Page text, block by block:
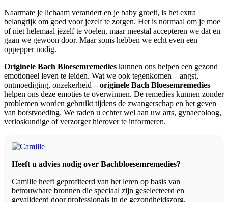
Naarmate je lichaam verandert en je baby groeit, is het extra
belangrijk om goed voor jezelf te zorgen. Het is normaal om je moe
of niet helemaal jezelf te voelen, maar meestal accepteren we dat en
gaan we gewoon door. Maar soms hebben we echt even een
oppepper nodig.
Originele Bach Bloesemremedies kunnen ons helpen een gezond
emotioneel leven te leiden. Wat we ook tegenkomen – angst,
ontmoediging, onzekerheid– originele Bach Bloesemremedies
helpen ons deze emoties te overwinnen. De remedies kunnen zonder
problemen worden gebruikt tijdens de zwangerschap en het geven
van borstvoeding. We raden u echter wel aan uw arts, gynaecoloog,
verloskundige of verzorger hierover te informeren.
Heeft u advies nodig over Bachbloesemremedies?
Camille heeft geprofiteerd van het leren op basis van
betrouwbare bronnen die speciaal zijn geselecteerd en
gevalideerd door professionals in de gezondheidszorg.